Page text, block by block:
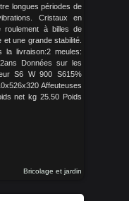
longues périodes de
Cristaux en
roulement à billes de
une grande stabilité.
la livraison:2 meules:
Données sur les
S6 W 900 S615%
Affeuteuses
net kg 25.50 Poids
Bricolage et jardin